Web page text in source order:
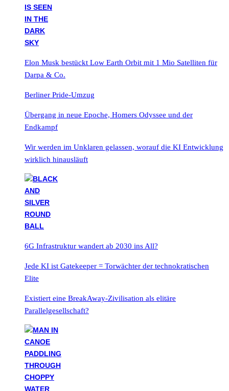
Elon Musk bestückt Low Earth Orbit mit 1 Mio Satelliten für
Darpa & Co.
Berliner Pride-Umzug
Übergang in neue Epoche, Homers Odyssee und der
Endkampf
Wir werden im Unklaren gelassen, worauf die KI Entwicklung
wirklich hinausläuft
6G Infrastruktur wandert ab 2030 ins All?
Jede KI ist Gatekeeper = Torwächter der technokratischen
Elite
Existiert eine BreakAway-Zivilisation als elitäre
Parallelgesellschaft?